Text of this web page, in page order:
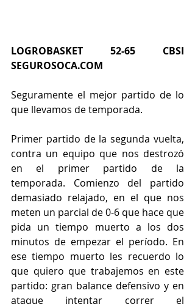
LOGROBASKET 52-65 CBSI
SEGUROSOCA.COM
Seguramente el mejor partido de lo
que llevamos de temporada.
Primer partido de la segunda vuelta,
contra un equipo que nos destrozó
en el primer partido de la
temporada. Comienzo del partido
demasiado relajado, en el que nos
meten un parcial de 0-6 que hace que
pida un tiempo muerto a los dos
minutos de empezar el período. En
ese tiempo muerto les recuerdo lo
que quiero que trabajemos en este
partido: gran balance defensivo y en
ataque intentar correr el